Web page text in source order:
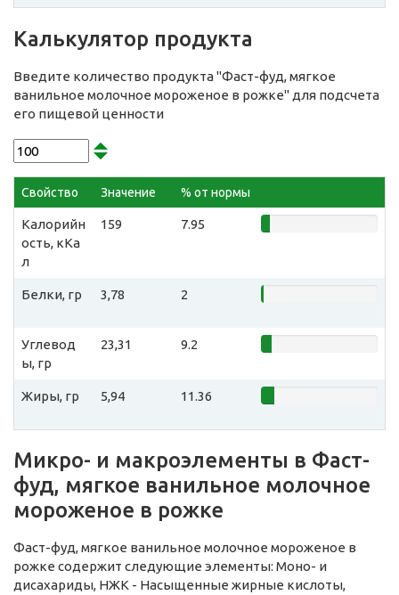
Калькулятор продукта
Введите количество продукта "Фаст-фуд, мягкое
ванильное молочное мороженое в рожке" для подсчета
его пищевой ценности
Свойство Значение % от нормы
Калорийн
ость, кКа
л
159 7.95
Белки, гр 3,78 2
Углевод
ы, гр
23,31 9.2
Жиры, гр 5,94 11.36
Микро- и макроэлементы в Фаст-
фуд, мягкое ванильное молочное
мороженое в рожке
Фаст-фуд, мягкое ванильное молочное мороженое в
рожке содержит следующие элементы: Моно- и
дисахариды, НЖК - Насыщенные жирные кислоты,